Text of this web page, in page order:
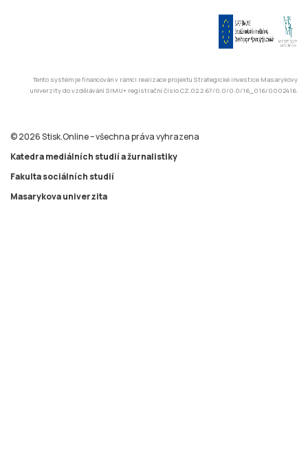
Tento systém je financován v rámci realizace projektu Strategické investice Masarykovy
univerzity do vzdělávání SIMU+ registrační číslo CZ.02.2.67/0.0/0.0/16_016/0002416.
© 2026 Stisk.Online – všechna práva vyhrazena
Katedra mediálních studií a žurnalistiky
Fakulta sociálních studií
Masarykova univerzita